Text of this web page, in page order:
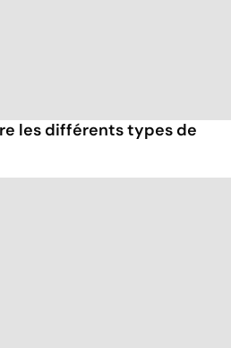
les différents types de